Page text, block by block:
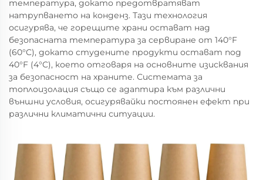
температура, докато предотвратяват
натрупването на конденз. Тази технология
осигурява, че горещите храни остават над
безопасната температура за сервиране от 140°F
(60°C), докато студените продукти остават под
40°F (4°C), което отговаря на основните изисквания
за безопасност на храните. Системата за
топлоизолация също се адаптира към различни
външни условия, осигурявайки постоянен ефект при
различни климатични ситуации.